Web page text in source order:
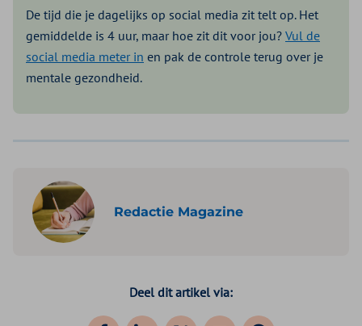
De tijd die je dagelijks op social media zit telt op. Het
gemiddelde is 4 uur, maar hoe zit dit voor jou? Vul de
social media meter in en pak de controle terug over je
mentale gezondheid.
Redactie Magazine
Deel dit artikel via: